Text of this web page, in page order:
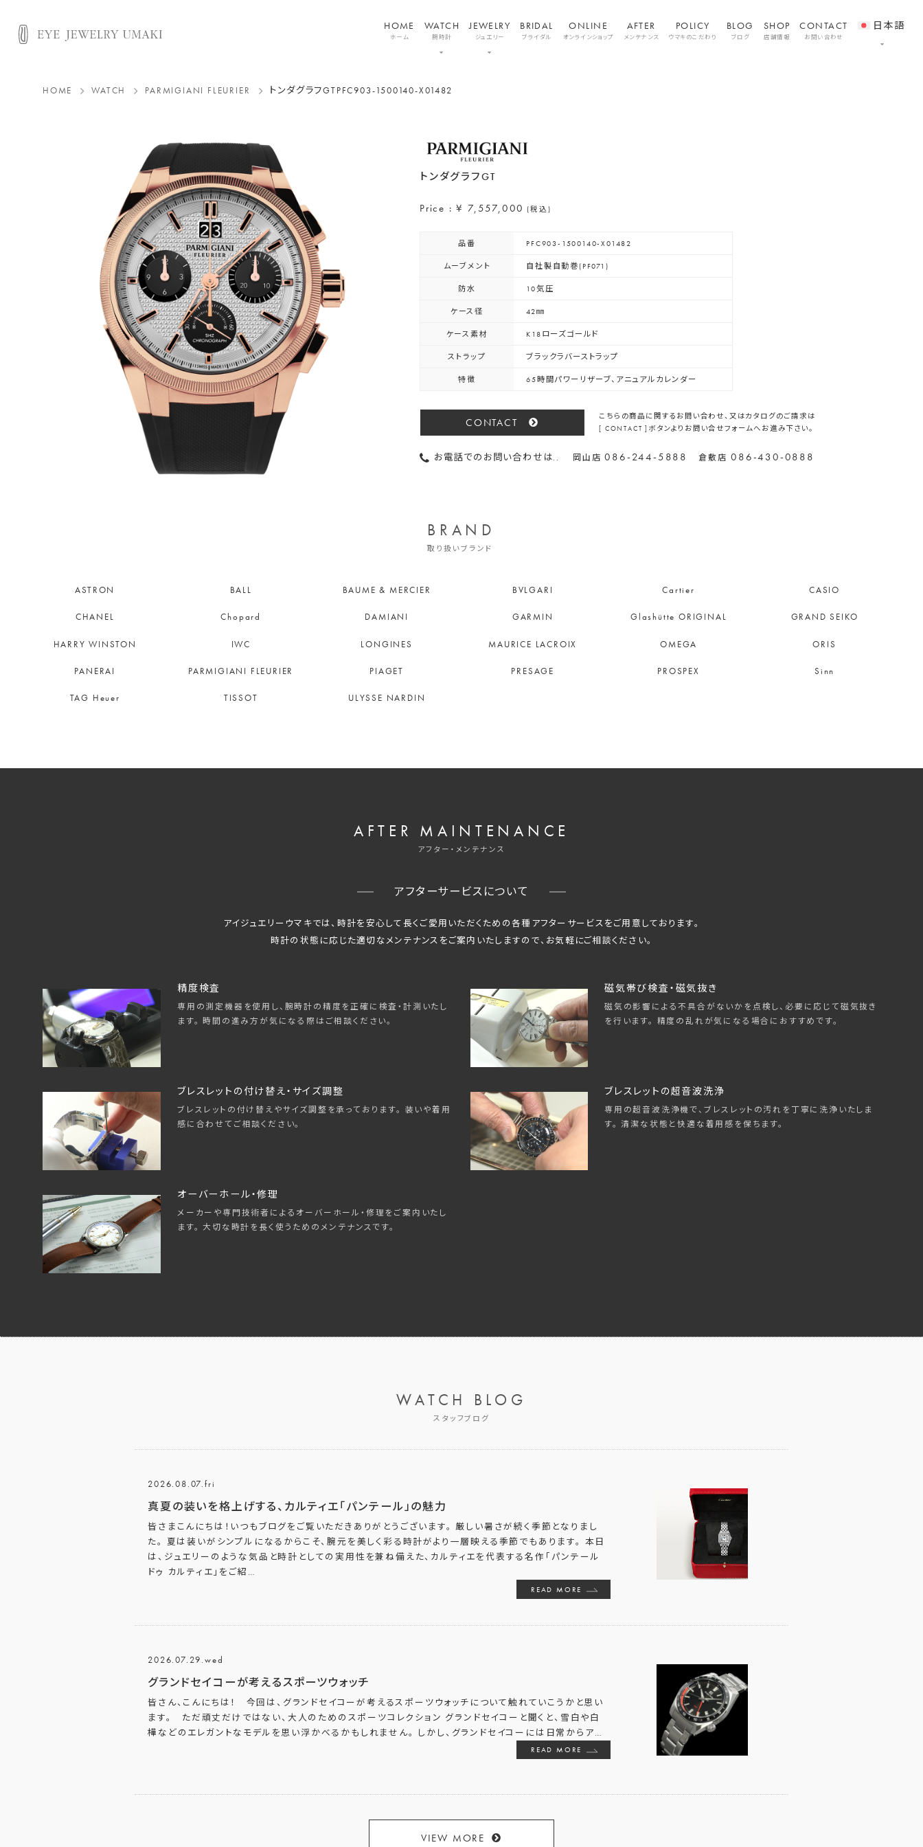
HOME
ホーム
WATCH
腕時計
JEWELRY
ジュエリー
BRIDAL
ブライダル
ONLINE
オンラインショップ
AFTER
メンテナンス
POLICY
ウマキのこだわり
BLOG
ブログ
SHOP
店舗情報
CONTACT
お問い合わせ
日本語
HOME WATCH PARMIGIANI FLEURIER トンダグラフGTPFC903-1500140-X01482
トンダグラフGT
Price : ¥ 7,557,000 (税込)
品番 PFC903-1500140-X01482
ムーブメント 自社製自動巻(PF071)
防水 10気圧
ケース径 42㎜
ケース素材 K18ローズゴールド
ストラップ ブラックラバーストラップ
特徴 65時間パワーリザーブ、アニュアルカレンダー
CONTACT
こちらの商品に関するお問い合わせ、又はカタログのご請求は
[ CONTACT ]ボタンよりお問い合せフォームへお進み下さい。
お電話でのお問い合わせは.. 岡山店086-244-5888 倉敷店 086-430-0888
BRAND
取り扱いブランド
ASTRON BALL BAUME & MERCIER BVLGARI Cartier CASIO
CHANEL Chopard DAMIANI GARMIN Glashütte ORIGINAL GRAND SEIKO
HARRY WINSTON IWC LONGINES MAURICE LACROIX OMEGA ORIS
PANERAI PARMIGIANI FLEURIER PIAGET PRESAGE PROSPEX Sinn
TAG Heuer TISSOT ULYSSE NARDIN
AFTER MAINTENANCE
アフター・メンテナンス
アフターサービスについて
アイジュエリーウマキでは、時計を安心して長くご愛用いただくための各種アフターサービスをご用意しております。
時計の状態に応じた適切なメンテナンスをご案内いたしますので、 お気軽にご相談ください。
精度検査
専用の測定機器を使用し、腕時計の精度を正確に検査・計測いたし
ます。 時間の進み方が気になる際はご相談ください。
磁気帯び検査・磁気抜き
磁気の影響による不具合がないかを点検し、必要に応じて磁気抜き
を行います。 精度の乱れが気になる場合におすすめです。
ブレスレットの付け替え・サイズ調整
ブレスレットの付け替えやサイズ調整を承っております。 装いや着用
感に合わせてご相談ください。
ブレスレットの超音波洗浄
専用の超音波洗浄機で、ブレスレットの汚れを丁寧に洗浄いたしま
す。 清潔な状態と快適な着用感を保ちます。
オーバーホール・修理
メーカーや専門技術者によるオーバーホール・修理をご案内いたし
ます。 大切な時計を長く使うためのメンテナンスです。
WATCH BLOG
スタッフブログ
2026.08.07.fri
真夏の装いを格上げする、カルティエ「パンテール」の魅力
皆さまこんにちは！いつもブログをご覧いただきありがとうございます。 厳しい暑さが続く季節となりまし
た。 夏は装いがシンプルになるからこそ、腕元を美しく彩る時計がより一層映える季節でもあります。 本日
は、ジュエリーのような気品と時計としての実用性を兼ね備えた、カルティエを代表する名作「パンテール
ドゥ カルティエ」をご紹 …
READ MORE
2026.07.29.wed
グランドセイコーが考えるスポーツウォッチ
皆さん、こんにちは！ 今回は、グランドセイコーが考えるスポーツウォッチについて触れていこうかと思い
ます。 ただ頑丈だけではない、大人のためのスポーツコレクション グランドセイコーと聞くと、雪白や白
樺などのエレガントなモデルを思い浮かべるかもしれません。 しかし、グランドセイコーには日常からア…
READ MORE
VIEW MORE